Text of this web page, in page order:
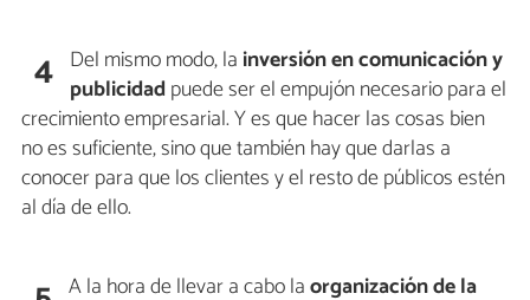
4 Del mismo modo, la inversión en comunicación y
publicidadpuede ser el empujón necesario para el
crecimiento empresarial. Y es que hacer las cosas bien
no es suficiente, sino que también hay que darlas a
conocer para que los clientes y el resto de públicos estén
al día de ello.
A la hora de llevar a cabo laorganización de la